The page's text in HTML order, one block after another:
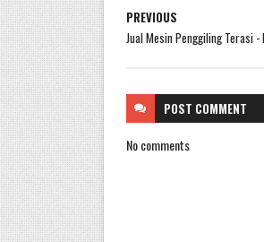
PREVIOUS
Jual Mesin Penggiling Terasi
POST COMMENT
No comments